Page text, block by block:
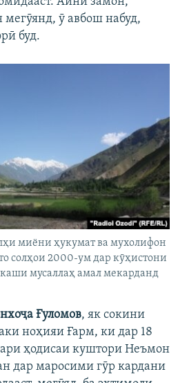
ӯ авбош набуд,
буд.
миёни ҳукумат ва мухолифон
солҳои 2000-ум дар кӯҳистони
мусаллаҳ амал мекарданд
Ғуломов, як сокини
ноҳияи Ғарм, ки дар 18
ҳодисаи куштори Неъмон
дар маросими гӯр кардани